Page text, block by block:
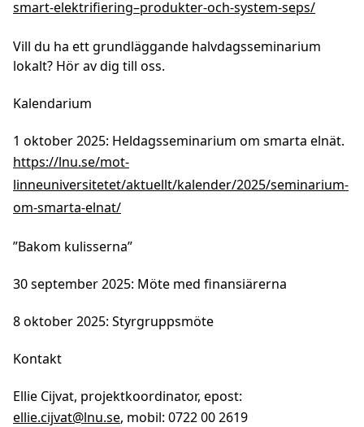
smart-elektrifiering–produkter-och-system-seps/
Vill du ha ett grundläggande halvdagsseminarium
lokalt? Hör av dig till oss.
Kalendarium
1 oktober 2025: Heldagsseminarium om smarta elnät.
https://lnu.se/mot-
linneuniversitetet/aktuellt/kalender/2025/seminarium-
om-smarta-elnat/
”Bakom kulisserna”
30 september 2025: Möte med finansiärerna
8 oktober 2025: Styrgruppsmöte
Kontakt
Ellie Cijvat, projektkoordinator, epost:
ellie.cijvat@lnu.se, mobil: 0722 00 2619